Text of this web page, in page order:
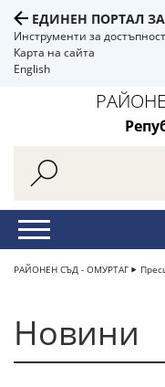
ЕДИНЕН ПОРТАЛ
Инструменти за достъпност
Карта на сайта
English
РАЙОНЕН СЪД - ОМУРТАГ
Новини